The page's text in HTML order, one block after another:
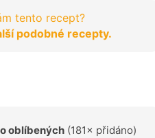
tento recept?
podobné recepty.
oblíbených (181× přidáno)